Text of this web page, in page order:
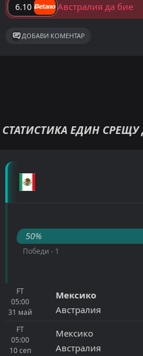
6.10 Австралия да бие
ДОБАВИ КОМЕНТАР
СТАТИСТИКА ЕДИН СРЕЩУ
50%
Победи - 1
FT
05:00
31 май
Мексико
Австралия
FT
05:00
10сеп
Мексико
Австралия